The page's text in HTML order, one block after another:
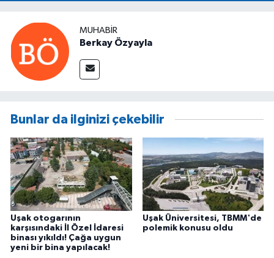
MUHABIR
Berkay Özyayla
Bunlar da ilginizi çekebilir
Uşak otogarının
karşısındaki İl Özel İdaresi
binası yıkıldı! Çağa uygun
yeni bir bina yapılacak!
Uşak Üniversitesi, TBMM'de
polemik konusu oldu